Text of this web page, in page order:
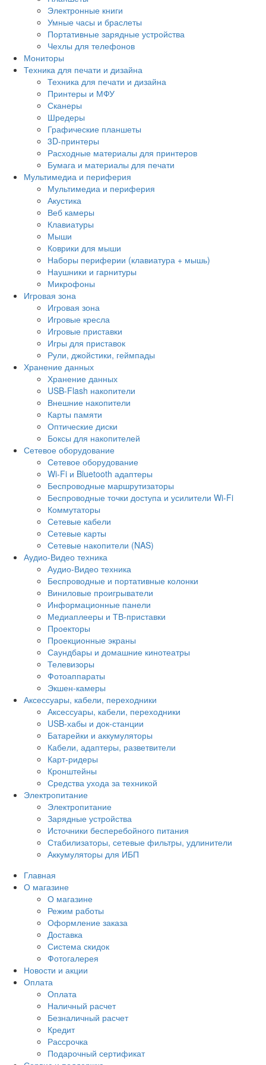
Электронные книги
Умные часы и браслеты
Портативные зарядные устройства
Чехлы для телефонов
Мониторы
Техника для печати и дизайна
Техника для печати и дизайна
Принтеры и МФУ
Сканеры
Шредеры
Графические планшеты
3D-принтеры
Расходные материалы для принтеров
Бумага и материалы для печати
Мультимедиа и периферия
Мультимедиа и периферия
Акустика
Веб камеры
Клавиатуры
Мыши
Коврики для мыши
Наборы периферии (клавиатура + мышь)
Наушники и гарнитуры
Микрофоны
Игровая зона
Игровая зона
Игровые кресла
Игровые приставки
Игры для приставок
Рули, джойстики, геймпады
Хранение данных
Хранение данных
USB-Flash накопители
Внешние накопители
Карты памяти
Оптические диски
Боксы для накопителей
Сетевое оборудование
Сетевое оборудование
Wi-Fi и Bluetooth адаптеры
Беспроводные маршрутизаторы
Беспроводные точки доступа и усилители Wi-Fi
Коммутаторы
Сетевые кабели
Сетевые карты
Сетевые накопители (NAS)
Аудио-Видео техника
Аудио-Видео техника
Беспроводные и портативные колонки
Виниловые проигрыватели
Информационные панели
Медиаплееры и ТВ-приставки
Проекторы
Проекционные экраны
Саундбары и домашние кинотеатры
Телевизоры
Фотоаппараты
Экшен-камеры
Аксессуары, кабели, переходники
Аксессуары, кабели, переходники
USB-хабы и док-станции
Батарейки и аккумуляторы
Кабели, адаптеры, разветвители
Карт-ридеры
Кронштейны
Средства ухода за техникой
Электропитание
Электропитание
Зарядные устройства
Источники бесперебойного питания
Стабилизаторы, сетевые фильтры, удлинители
Аккумуляторы для ИБП
Главная
О магазине
О магазине
Режим работы
Оформление заказа
Доставка
Система скидок
Фотогалерея
Новости и акции
Оплата
Оплата
Наличный расчет
Безналичный расчет
Кредит
Рассрочка
Подарочный сертификат